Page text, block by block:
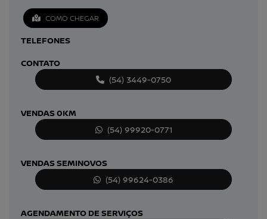
COMO CHEGAR
TELEFONES
CONTATO
(54) 3449-0750
VENDAS 0KM
(54) 99920-0771
VENDAS SEMINOVOS
(54) 99624-0386
AGENDAMENTO DE SERVIÇOS